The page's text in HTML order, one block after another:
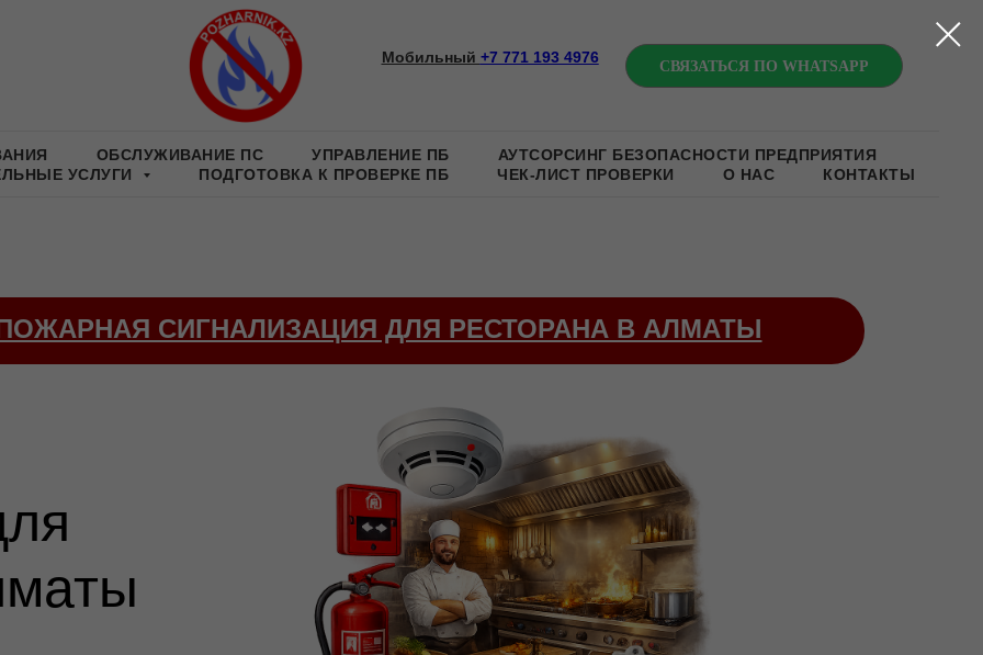
Мобильный +7 771 193 4976 СВЯЗАТЬСЯ ПО WHATSAPP
ОБСЛУЖИВАНИЕ ПС УПРАВЛЕНИЕ ПБ
АУТСОРСИНГ БЕЗОПАСНОСТИ ПРЕДПРИЯТИЯ
УСЛУГИ ПОДГОТОВКА К ПРОВЕРКЕ ПБ ЧЕК-ЛИСТ ПРОВЕРКИ О НАС КОНТАКТЫ
СИГНАЛИЗАЦИЯ ДЛЯ РЕСТОРАНА В АЛМАТЫ